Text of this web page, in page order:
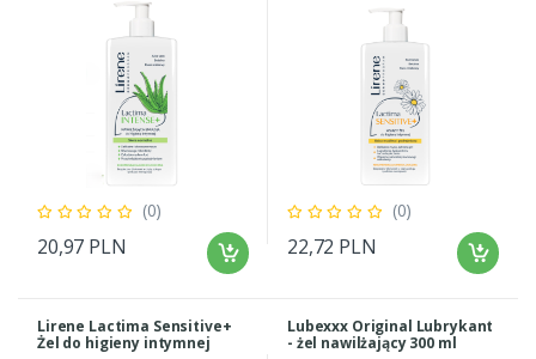
(0)
20,97 PLN
(0)
22,72 PLN
Lirene Lactima Sensitive+
Żel do higieny intymnej
Lubexxx Original Lubrykant
- żel nawilżający 300 ml